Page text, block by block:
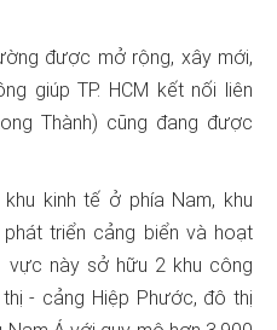
được mở rộng, xây mới,
giúp TP. HCM kết nối liên
Thành) cũng đang được
kinh tế ở phía Nam, khu
triển cảng biển và hoạt
vực này sở hữu 2 khu công
- cảng Hiệp Phước, đô thị